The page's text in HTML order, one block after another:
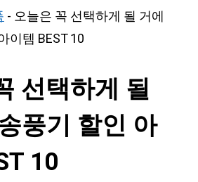
- 오늘은 꼭 선택하게 될 거에
이템 BEST 10
선택하게 될
풍기 할인 아
10